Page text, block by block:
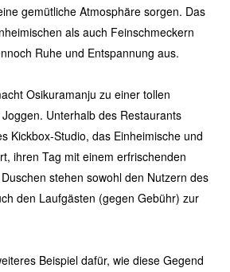
gemütliche Atmosphäre sorgen. Das
als auch Feinschmeckern
Ruhe und Entspannung aus.
Osikuramanju zu einer tollen
Unterhalb des Restaurants
Kickbox-Studio, das Einheimische und
ihren Tag mit einem erfrischenden
stehen sowohl den Nutzern des
den Laufgästen (gegen Gebühr) zur
Beispiel dafür, wie diese Gegend